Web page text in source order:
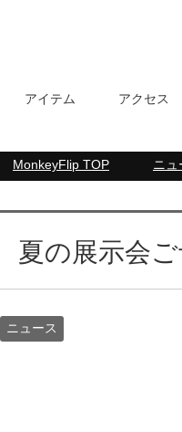
アイテム アクセス
MonkeyFlip TOP ニュ
夏の展示会
ニュース